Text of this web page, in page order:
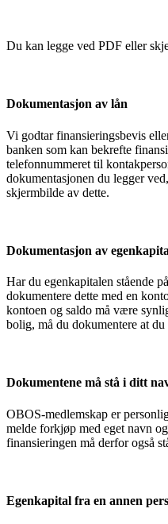
Du kan legge ved PDF eller
Dokumentasjon av lån
Vi godtar finansieringsbevis
banken som kan bekrefte
telefonnummeret til
dokumentasjonen du legger
skjermbilde av dette.
Dokumentasjon av
Har du egenkapitalen stående
dokumentere dette med en
kontoen og saldo må være
bolig, må du dokumentere at
Dokumentene må stå i ditt
OBOS-medlemskap er
melde forkjøp med eget navn
finansieringen må derfor også
Egenkapital fra en annen